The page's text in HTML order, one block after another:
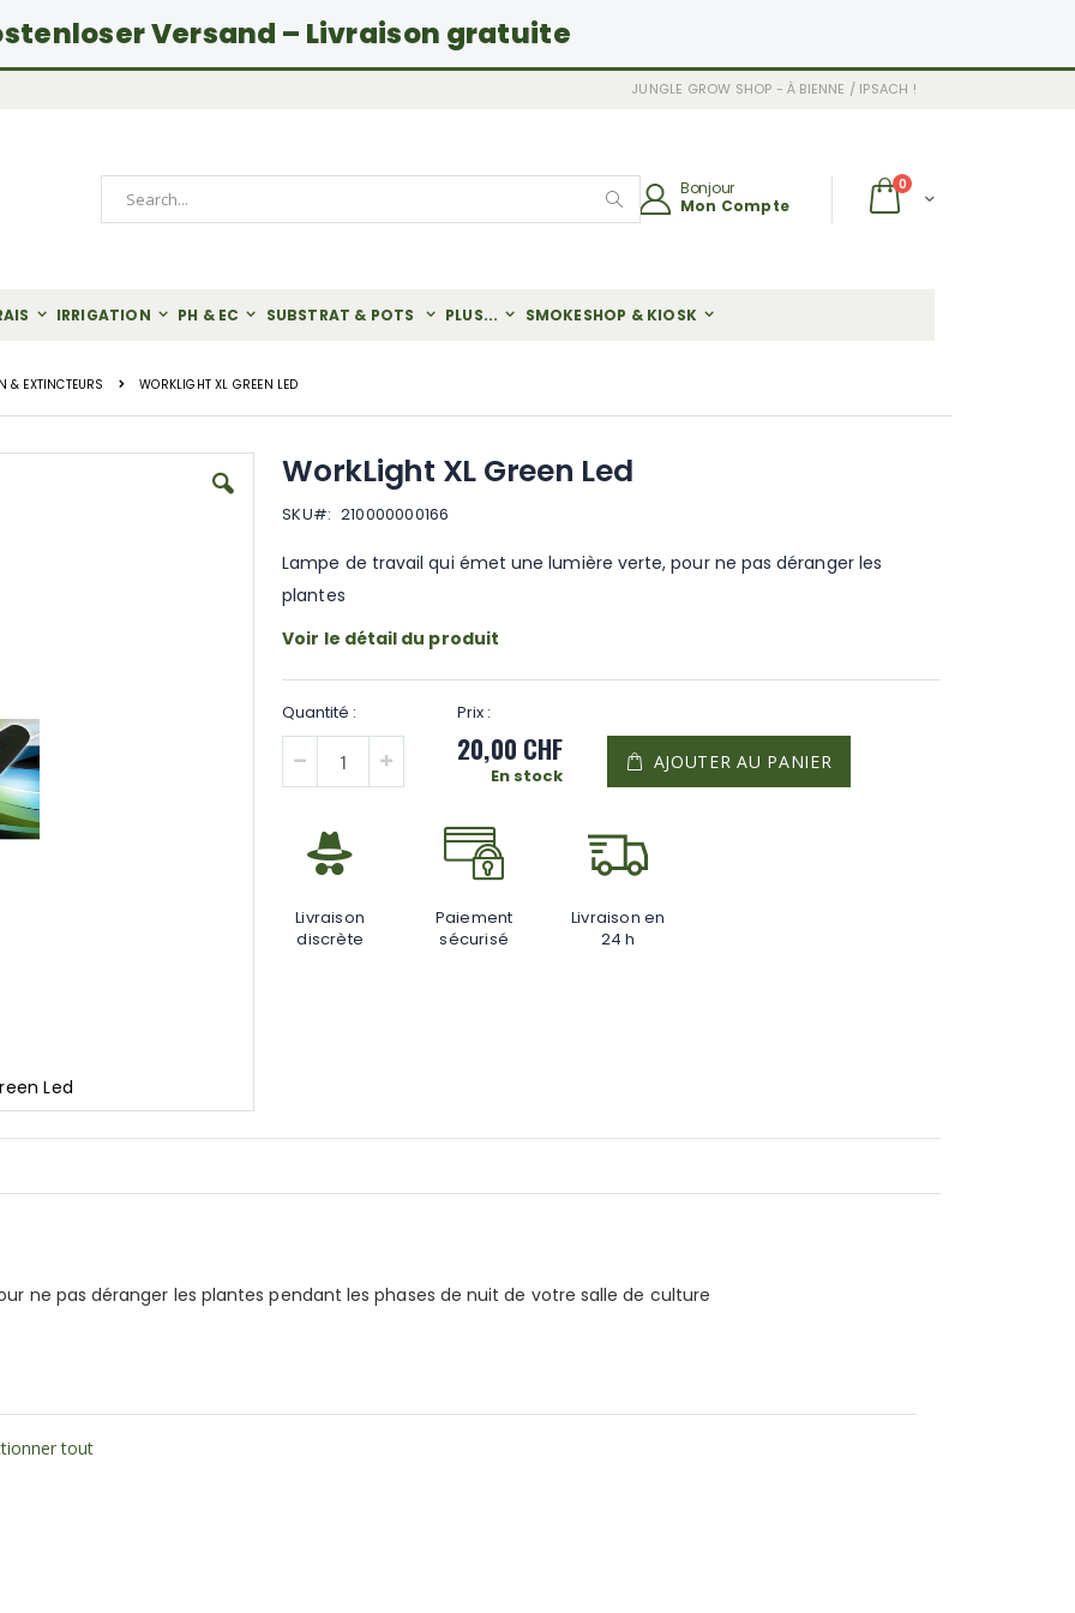
Versand – Livraison gratuite
JUNGLE GROW SHOP - À BIENNE / IPSACH !
Chariot
0articles
Rechercher
Bonjour
Mon Compte
IRRIGATION PH & EC SUBSTRAT & POTS PLUS... SMOKESHOP & KIOSK
& EXTINCTEURS WORKLIGHT XL GREEN LED
Led
WorkLight XL Green Led
SKU 210000000166
Lampe de travail qui émet une lumière verte, pour ne pas déranger les
plantes
Voir le détail du produit
20,00 CHF
En stock
AJOUTER AU PANIER
Livraison
discrète
Paiement
sécurisé
Livraison en
24 h
ne pas déranger les plantes pendant les phases de nuit de votre salle de culture
tout